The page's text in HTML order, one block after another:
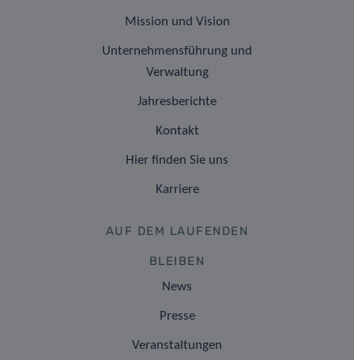
Mission und Vision
Unternehmensführung und
Verwaltung
Jahresberichte
Kontakt
Hier finden Sie uns
Karriere
AUF DEM LAUFENDEN
BLEIBEN
News
Presse
Veranstaltungen